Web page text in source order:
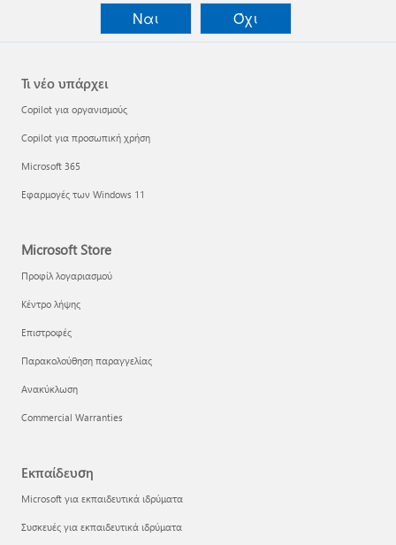
Ναι
Όχι
Τι νέο υπάρχει
Copilot για οργανισμούς
Copilot για προσωπική χρήση
Microsoft 365
Εφαρμογές των Windows 11
Microsoft Store
Προφίλ λογαριασμού
Κέντρο λήψης
Επιστροφές
Παρακολούθηση παραγγελίας
Ανακύκλωση
Commercial Warranties
Εκπαίδευση
Microsoft για εκπαιδευτικά ιδρύματα
Συσκευές για εκπαιδευτικά ιδρύματα